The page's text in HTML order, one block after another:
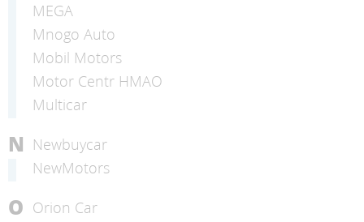
MEGA
Mnogo Auto
Mobil Motors
Motor Centr HMAO
Multicar
N Newbuycar
NewMotors
O Orion Car